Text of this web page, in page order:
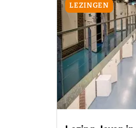
LEZINGEN